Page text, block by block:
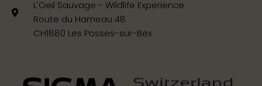
L'Oeil Sauvage - Wildlife Experience
Route du Hameau 48
CH1880 Les Posses-sur-Bex